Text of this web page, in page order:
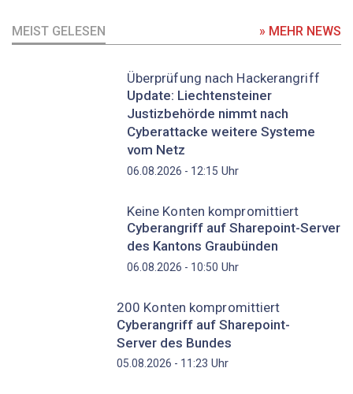
MEIST GELESEN » MEHR NEWS
Überprüfung nach Hackerangriff
Update: Liechtensteiner
Justizbehörde nimmt nach
Cyberattacke weitere Systeme
vom Netz
06.08.2026 - 12:15 Uhr
Keine Konten kompromittiert
Cyberangriff auf Sharepoint-Server
des Kantons Graubünden
06.08.2026 - 10:50 Uhr
200 Konten kompromittiert
Cyberangriff auf Sharepoint-
Server des Bundes
05.08.2026 - 11:23 Uhr